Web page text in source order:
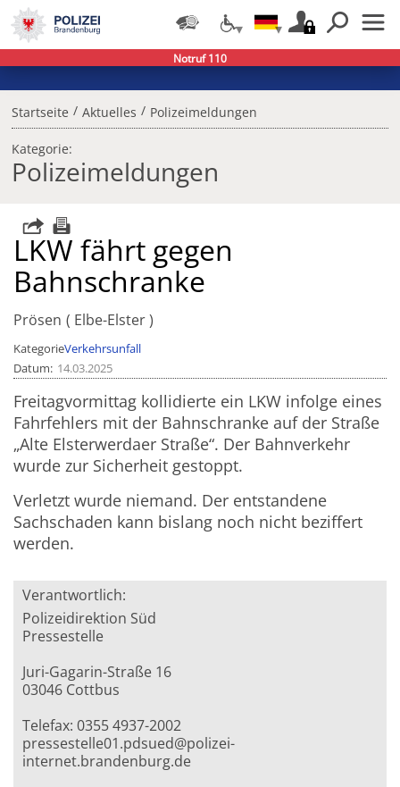
Startseite / Aktuelles / Polizeimeldungen
Kategorie:
Polizeimeldungen
LKW fährt gegen
Bahnschranke
Prösen Elbe-Elster
KategorieVerkehrsunfall
Datum 14.03.2025
Freitagvormittag kollidierte ein LKW infolge eines
Fahrfehlers mit der Bahnschranke auf der Straße
„Alte Elsterwerdaer Straße“. Der Bahnverkehr
wurde zur Sicherheit gestoppt.
Verletzt wurde niemand. Der entstandene
Sachschaden kann bislang noch nicht beziffert
werden.
Verantwortlich:
Polizeidirektion Süd
Pressestelle
Juri-Gagarin-Straße 16
03046 Cottbus
Telefax: 0355 4937-2002
pressestelle01.pdsued@polizei-
internet.brandenburg.de
Notruf 110